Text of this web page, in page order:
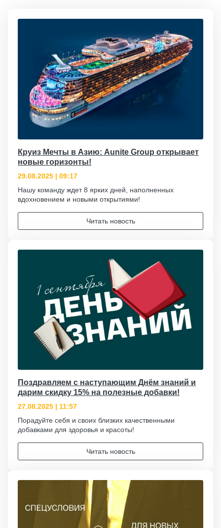
Круиз Мечты в Азию: Aunite Group открывает
новые горизонты!
29.08.2025 | 09:17
Нашу команду ждет 8 ярких дней, наполненных
вдохновением и новыми открытиями!
Читать новость
Поздравляем с наступающим Днём знаний и
дарим скидку 15% на полезные добавки!
27.08.2025 | 11:57
Порадуйте себя и своих близких качественными
добавками для здоровья и красоты!
Читать новость